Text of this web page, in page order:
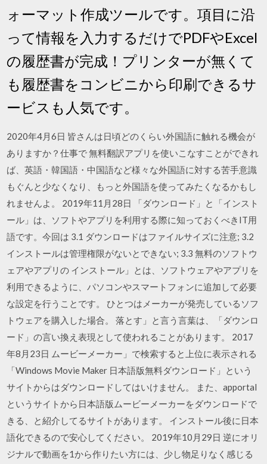
ォーマット作成ツールです。項目に沿
って情報を入力するだけでPDFやExcel
の履歴書が完成！プリンターが無くて
も履歴書をコンビニから印刷できるサ
ービスも人気です。
2020年4月6日 皆さんは日頃どのくらい外国語に触れる機会が
ありますか？仕事で 無料翻訳アプリを使いこなすことができれ
ば、英語・韓国語・中国語など様々な外国語に対する苦手意識
もぐんと少なくなり、もっと外国語を使ってみたくなるかもし
れませんよ。 2019年11月28日 「ダウンロード」と「インスト
ール」は、ソフトやアプリを利用する際に知っておくべきIT用
語です。今回は 3.1 ダウンロードはファイルサイズに注意; 3.2
インストールは管理権限がないとできない; 3.3 無料のソフトウ
ェアやアプリの インストール」とは、ソフトウェアやアプリを
利用できるように、パソコンやスマートフォンに追加して必要
な設定を行うことです。 ひとつはメーカーが発売しているソフ
トウェアを購入した場合。 落とす」と言う言葉は、「ダウンロ
ード」の言い換え表現として使われることがあります。 2017
年8月23日 ムービーメーカー」で検索すると上位に表示される
「Windows Movie Maker 日本語版無料ダウンロード」という
サイトからはダウンロードしてはいけません。 また、apportal
というサイトから日本語版ムービーメーカーをダウンロードで
きる、と紹介してるサイトがあります。 インストール後に日本
語化できるので安心してください。 2019年10月29日 逆にオリ
ジナルで動画を1から作りたい方には、少し物足りなく感じる